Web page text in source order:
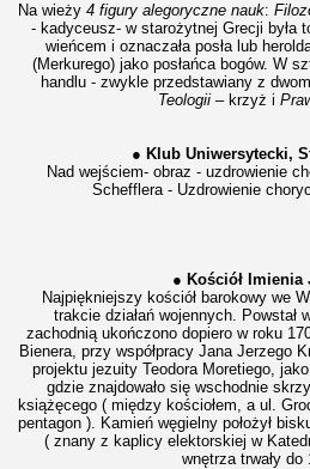
Na wieży 4 figury alegoryczne nauk:
- kadyceusz- w starożytnej Grecji była
wieńcem i oznaczała posła lub
(Merkurego) jako posłańca bogów. W
handlu - zwykle przedstawiany z
Teologii – krzyż i
● Klub Uniwersytecki,
Nad wejściem- obraz - uzdrowienie
Schefflera - Uzdrowienie
● Kościół Imienia
Najpiękniejszy kościół barokowy we
trakcie działań wojennych. Powstał
zachodnią ukończono dopiero w roku
Bienera, przy współpracy Jana Jerzego
projektu jezuity Teodora Moretiego, jako
gdzie znajdowało się wschodnie
książęcego ( między kościołem, a ul.
pentagon ). Kamień węgielny położył
( znany z kaplicy elektorskiej w
wnętrza trwały do